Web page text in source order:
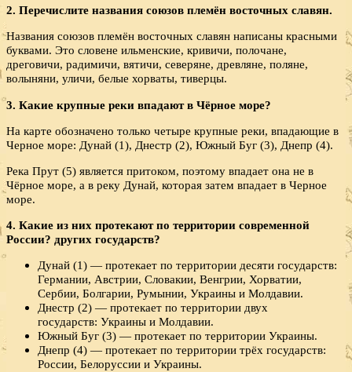
2. Перечислите названия союзов племён восточных славян.
Названия союзов племён восточных славян написаны красными
буквами. Это словене ильменские, кривичи, полочане,
дреговичи, радимичи, вятичи, северяне, древляне, поляне,
волыняни, уличи, белые хорваты, тиверцы.
3. Какие крупные реки впадают в Чёрное море?
На карте обозначено только четыре крупные реки, впадающие в
Черное море: Дунай (1), Днестр (2), Южный Буг (3), Днепр (4).
Река Прут (5) является притоком, поэтому впадает она не в
Чёрное море, а в реку Дунай, которая затем впадает в Черное
море.
4. Какие из них протекают по территории современной
России? других государств?
Дунай (1) — протекает по территории десяти государств:
Германии, Австрии, Словакии, Венгрии, Хорватии,
Сербии, Болгарии, Румынии, Украины и Молдавии.
Днестр (2) — протекает по территории двух
государств: Украины и Молдавии.
Южный Буг (3) — протекает по территории Украины.
Днепр (4) — протекает по территории трёх государств:
России, Белоруссии и Украины.